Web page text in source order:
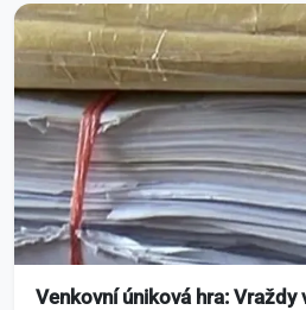
Venkovní úniková hra: Vraždy